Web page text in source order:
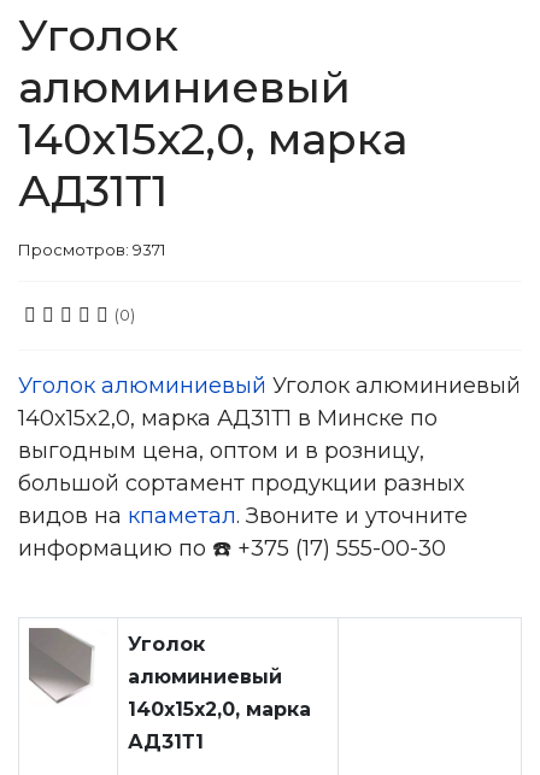
Уголок
алюминиевый
140x15x2,0, марка
АД31Т1
Просмотров: 9371
(0)
Уголок алюминиевый Уголок алюминиевый
140x15x2,0, марка АД31Т1 в Минске по
выгодным цена, оптом и в розницу,
большой сортамент продукции разных
видов на кпаметал. Звоните и уточните
информацию по ☎️ +375 (17) 555-00-30
Уголок
алюминиевый
140x15x2,0, марка
АД31Т1